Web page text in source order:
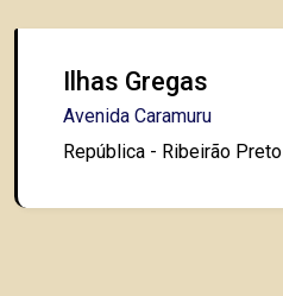
Ilhas Gregas
Avenida Caramuru
República - Ribeirão Preto